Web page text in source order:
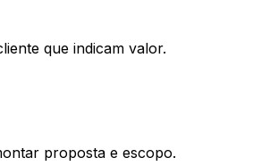
que indicam valor.
proposta e escopo.